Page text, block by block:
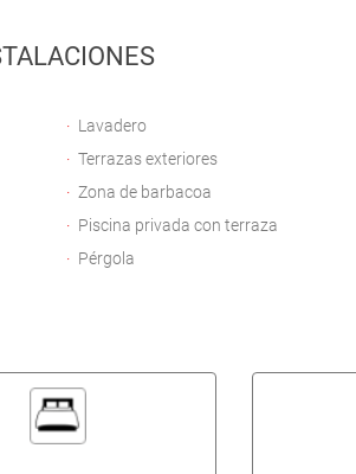
Lavadero
Terrazas exteriores
Zona de barbacoa
Piscina privada con terraza
Pérgola